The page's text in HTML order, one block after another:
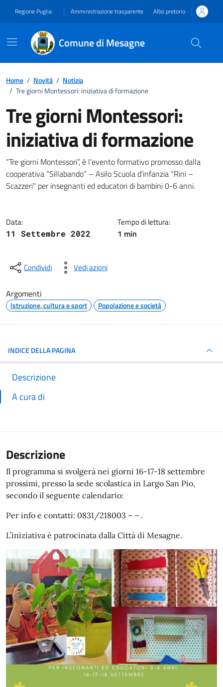
Regione Puglia Amministrazione trasparente Albo pretorio
Comune di Mesagne
Home / Novità / Notizia
/ Tre giorni Montessori: iniziativa di formazione
Tre giorni Montessori:
iniziativa di formazione
Dettagli della notizia
“Tre giorni Montessori”, è l’evento formativo promosso dalla
cooperativa “Sillabando” – Asilo Scuola d’infanzia “Rini –
Scazzeri" per insegnanti ed educatori di bambini 0-6 anni.
Data:
11 Settembre 2022
Tempo di lettura:
1 min
Condividi Vedi azioni
Argomenti
Istruzione, cultura e sport Popolazione e società
INDICE DELLA PAGINA
Descrizione
A cura di
Descrizione
Il programma si svolgerà nei giorni 16-17-18 settembre
prossimi, presso la sede scolastica in Largo San Pio,
secondo il seguente calendario:
Per info e contatti: 0831/218003 – – .
L’iniziativa è patrocinata dalla Città di Mesagne.